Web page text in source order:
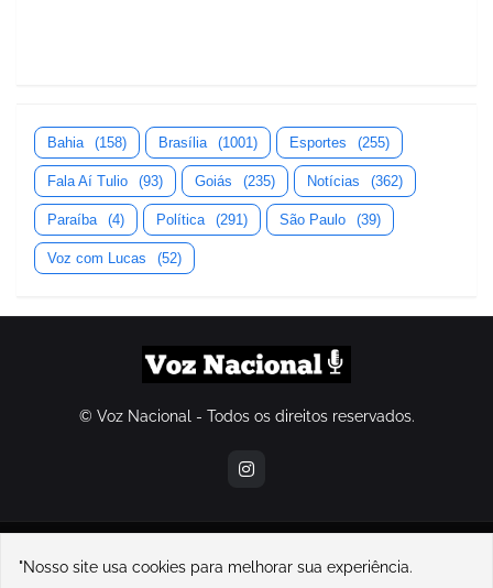
Bahia (158) Brasília (1001) Esportes (255)
Fala Aí Tulio (93) Goiás (235) Notícias (362)
Paraíba (4) Política (291) São Paulo (39)
Voz com Lucas (52)
© Voz Nacional - Todos os direitos reservados.
contatovoznacional@gmail.com
"Nosso site usa cookies para melhorar sua experiência.